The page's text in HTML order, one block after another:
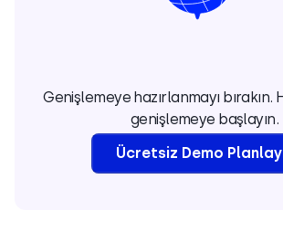
Genişlemeye hazırlanmayı bırakın.
genişlemeye başlayın.
Ücretsiz Demo